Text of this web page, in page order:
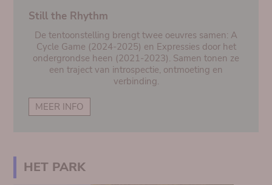
Still the Rhythm
De tentoonstelling brengt twee oeuvres samen: A
Cycle Game (2024-2025) en Expressies door het
ondergrondse heen (2021-2023). Samen tonen ze
een traject van introspectie, ontmoeting en
verbinding.
MEER INFO
HET PARK